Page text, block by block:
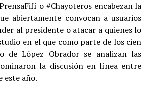
o #Chayoteros encabezan la
abiertamente convocan a usuarios
al presidente o atacar a quienes lo
en el que como parte de los cien
de López Obrador se analizan las
la discusión en línea entre
este año.